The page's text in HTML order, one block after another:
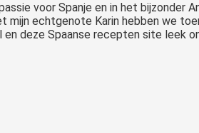
voor Spanje en in het bijzonder
mijn echtgenote Karin hebben we
en deze Spaanse recepten site leek